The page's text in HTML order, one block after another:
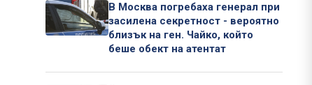
В Москва погребаха генерал при
засилена секретност - вероятно
близък на ген. Чайко, който
беше обект на атентат